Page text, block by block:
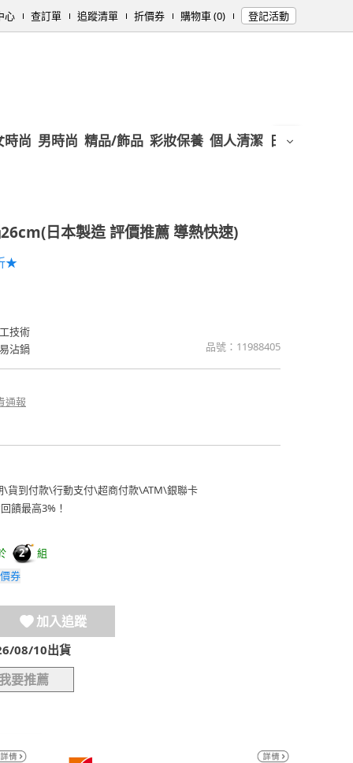
心 查訂單 追蹤清單 折價券 購物車 (0) 登記活動
時尚 男時尚 精品/飾品 彩妝保養 個人清潔 日用/紙品
日本製造 評價推薦 導熱快速)
★
技術
沾鍋
品號： 11988405
通報
\貨到付款\行動支付\超商付款\ATM\銀聯卡
饋最高3%！
2
組
券
加入追蹤
08/10出貨
我要推薦